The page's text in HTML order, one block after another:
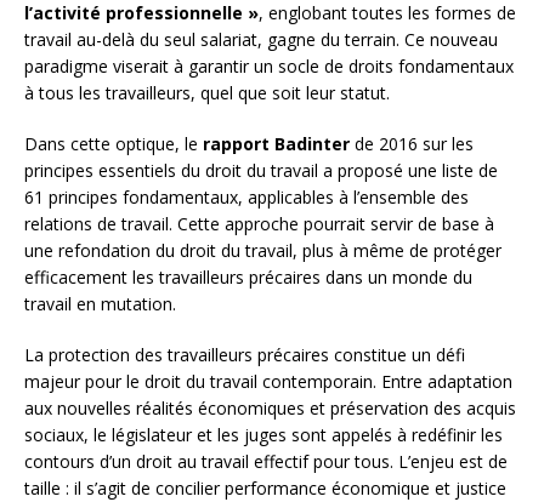
l’activité professionnelle », englobant toutes les formes de
travail au-delà du seul salariat, gagne du terrain. Ce nouveau
paradigme viserait à garantir un socle de droits fondamentaux
à tous les travailleurs, quel que soit leur statut.
Dans cette optique, le rapport Badinter de 2016 sur les
principes essentiels du droit du travail a proposé une liste de
61 principes fondamentaux, applicables à l’ensemble des
relations de travail. Cette approche pourrait servir de base à
une refondation du droit du travail, plus à même de protéger
efficacement les travailleurs précaires dans un monde du
travail en mutation.
La protection des travailleurs précaires constitue un défi
majeur pour le droit du travail contemporain. Entre adaptation
aux nouvelles réalités économiques et préservation des acquis
sociaux, le législateur et les juges sont appelés à redéfinir les
contours d’un droit au travail effectif pour tous. L’enjeu est de
taille : il s’agit de concilier performance économique et justice